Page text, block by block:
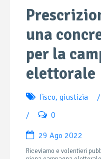
una
per la
elettorale
fisco, giustizia /
/
0
29 Ago 2022
Riceviamo e volentieri